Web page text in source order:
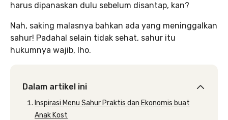
harus dipanaskan dulu sebelum disantap, kan?
Nah, saking malasnya bahkan ada yang meninggalkan
sahur! Padahal selain tidak sehat, sahur itu
hukumnya wajib, lho.
Dalam artikel ini
Inspirasi Menu Sahur Praktis dan Ekonomis buat
Anak Kost